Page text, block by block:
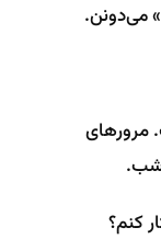
می‌دونن.
مرورهای
شب.
کنم؟